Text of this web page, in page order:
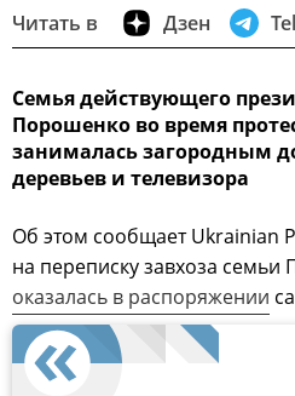
Читать в Дзен
Семья действующего
Порошенко во время
занималась загородным
деревьев и телевизора
Об этом сообщает Ukrainian
на переписку завхоза
оказалась в распоряжении